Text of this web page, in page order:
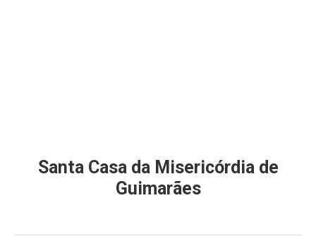
Santa Casa da Misericórdia de
Guimarães